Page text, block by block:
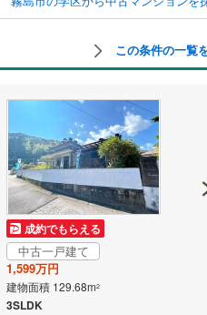
この条件の一覧
成約でもらえる
中古一戸建て
1,599万円
建物面積 129.68m2
3SLDK
建